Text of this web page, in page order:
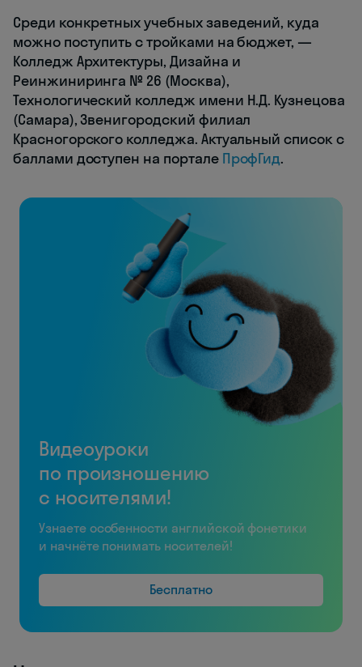
Среди конкретных учебных заведений, куда
можно поступить с тройками на бюджет, —
Колледж Архитектуры, Дизайна и
Реинжиниринга № 26 (Москва),
Технологический колледж имени Н.Д. Кузнецова
(Самара), Звенигородский филиал
Красногорского колледжа. Актуальный список с
баллами доступен на портале ПрофГид.
Видеоуроки
по произношению
с носителями!
Узнаете особенности английской фонетики
и начнёте понимать носителей!
Бесплатно